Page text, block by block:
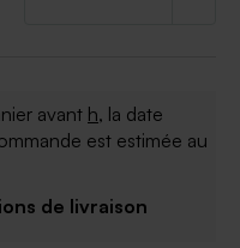
avant h, la date
est estimée au
de livraison